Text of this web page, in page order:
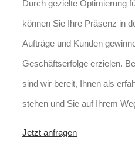
Durch gezielte Optimierung
können Sie Ihre Präsenz in
Aufträge und Kunden
Geschäftserfolge erzielen.
sind wir bereit, Ihnen als
stehen und Sie auf Ihrem
Jetzt anfragen